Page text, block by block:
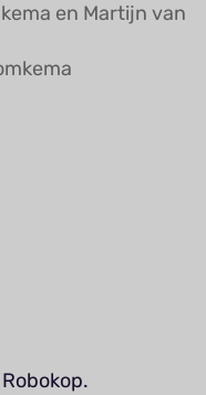
en Martijn van